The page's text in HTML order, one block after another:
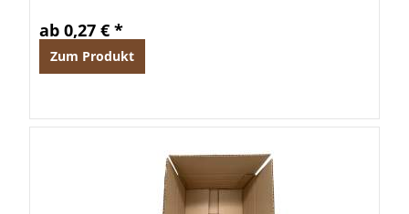
ab 0,27 € *
Zum Produkt